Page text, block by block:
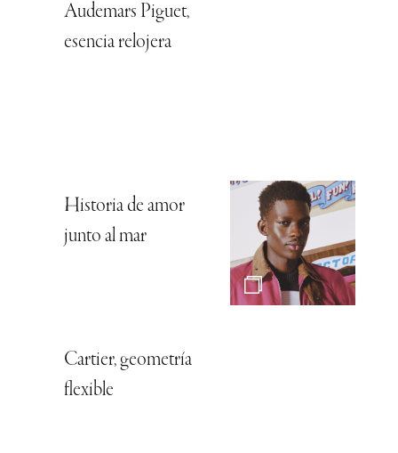
Audemars Piguet,
esencia relojera
Historia de amor
junto al mar
Cartier, geometría
flexible